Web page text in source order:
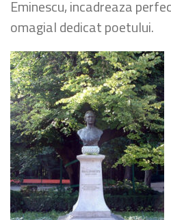
Eminescu, incadreaza
omagial dedicat poetului.